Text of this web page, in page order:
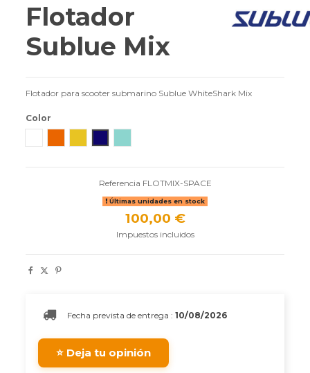
Flotador
Sublue Mix
Flotador para scooter submarino Sublue WhiteShark Mix
Color
Referencia FLOTMIX-SPACE
Últimas unidades en stock
100,00 €
Impuestos incluidos
Fecha prevista de entrega :10/08/2026
⭐ Deja tu opinión